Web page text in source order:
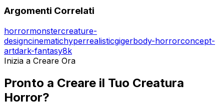
Argomenti Correlati
horrormonstercreature-
designcinematichyperrealisticgigerbody-horrorconcept-
artdark-fantasy8k
Inizia a Creare Ora
Pronto a Creare il Tuo Creatura
Horror?